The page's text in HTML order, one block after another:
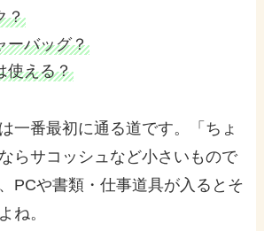
？
ーバッグ？
使える？
一番最初に通る道です。「ちょ
らサコッシュなど小さいもので
PCや書類・仕事道具が入るとそ
ね。